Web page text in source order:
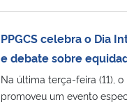
PPGCS celebra o Dia
e debate sobre
Na última terça-feira (11),
promoveu um evento